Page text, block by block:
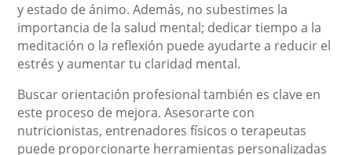
y estado de ánimo. Además, no subestimes la
importancia de la salud mental; dedicar tiempo a la
meditación o la reflexión puede ayudarte a reducir el
estrés y aumentar tu claridad mental.
Buscar orientación profesional también es clave en
este proceso de mejora. Asesorarte con
nutricionistas, entrenadores físicos o terapeutas
puede proporcionarte herramientas personalizadas